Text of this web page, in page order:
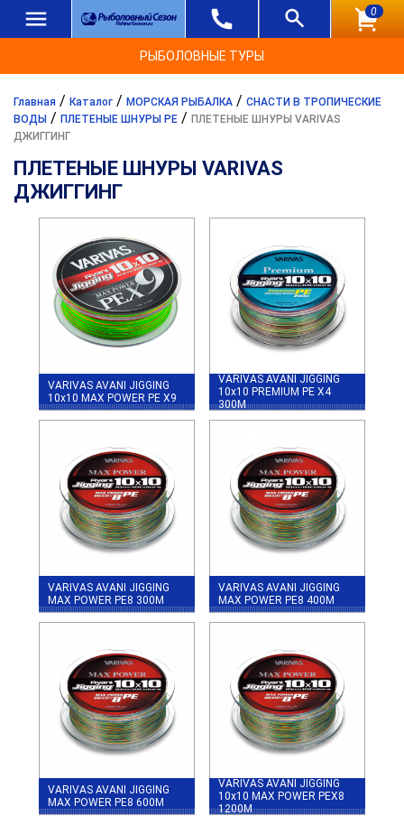
0
РЫБОЛОВНЫЕ ТУРЫ
Главная / Каталог / МОРСКАЯ РЫБАЛКА / СНАСТИ В ТРОПИЧЕСКИЕ
ВОДЫ / ПЛЕТЕНЫЕ ШНУРЫ PE / ПЛЕТЕНЫЕ ШНУРЫ VARIVAS
ДЖИГГИНГ
ПЛЕТЕНЫЕ ШНУРЫ VARIVAS
ДЖИГГИНГ
VARIVAS AVANI JIGGING
10x10 MAX POWER PE X9
VARIVAS AVANI JIGGING
10x10 PREMIUM PE X4
300M
VARIVAS AVANI JIGGING
MAX POWER PE8 300M
VARIVAS AVANI JIGGING
MAX POWER PE8 400M
VARIVAS AVANI JIGGING
MAX POWER PE8 600M
VARIVAS AVANI JIGGING
10x10 MAX POWER PEX8
1200M